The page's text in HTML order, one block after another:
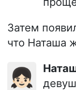
Затем
что Наташа
👧🏻